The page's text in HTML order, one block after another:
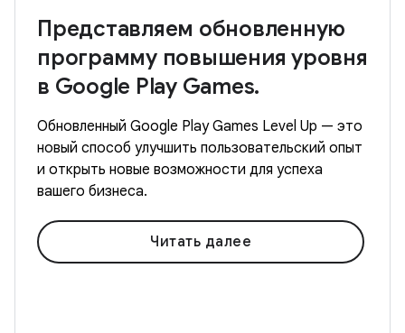
Представляем обновленную
программу повышения уровня
в Google Play Games.
Обновленный Google Play Games Level Up — это
новый способ улучшить пользовательский опыт
и открыть новые возможности для успеха
вашего бизнеса.
Читать далее